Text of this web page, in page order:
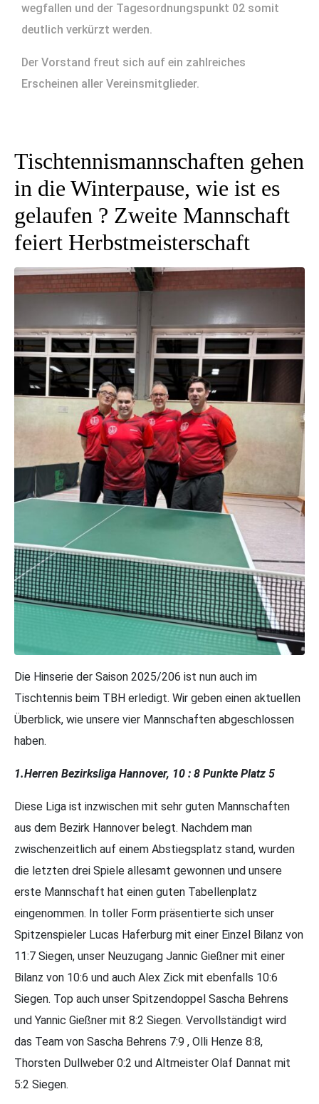
wegfallen und der Tagesordnungspunkt 02 somit
deutlich verkürzt werden.
Der Vorstand freut sich auf ein zahlreiches
Erscheinen aller Vereinsmitglieder.
Tischtennismannschaften gehen
in die Winterpause, wie ist es
gelaufen ? Zweite Mannschaft
feiert Herbstmeisterschaft
Die Hinserie der Saison 2025/206 ist nun auch im
Tischtennis beim TBH erledigt. Wir geben einen aktuellen
Überblick, wie unsere vier Mannschaften abgeschlossen
haben.
1.Herren Bezirksliga Hannover, 10 : 8 Punkte Platz 5
Diese Liga ist inzwischen mit sehr guten Mannschaften
aus dem Bezirk Hannover belegt. Nachdem man
zwischenzeitlich auf einem Abstiegsplatz stand, wurden
die letzten drei Spiele allesamt gewonnen und unsere
erste Mannschaft hat einen guten Tabellenplatz
eingenommen. In toller Form präsentierte sich unser
Spitzenspieler Lucas Haferburg mit einer Einzel Bilanz von
11:7 Siegen, unser Neuzugang Jannic Gießner mit einer
Bilanz von 10:6 und auch Alex Zick mit ebenfalls 10:6
Siegen. Top auch unser Spitzendoppel Sascha Behrens
und Yannic Gießner mit 8:2 Siegen. Vervollständigt wird
das Team von Sascha Behrens 7:9 , Olli Henze 8:8,
Thorsten Dullweber 0:2 und Altmeister Olaf Dannat mit
5:2 Siegen.